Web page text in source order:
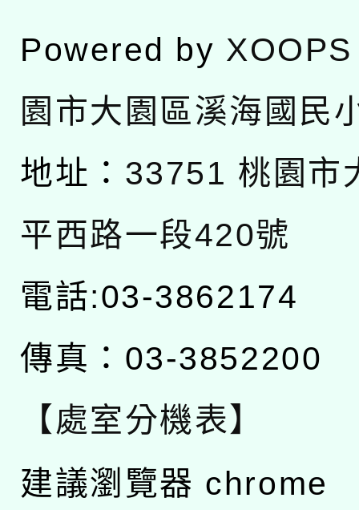
Powered by XOOPS
園市大園區溪海國民
地址： 33751 桃園市
平西路一段420號
電話:03-3862174
傳真：03-3852200
【處室分機表】
建議瀏覽器 chrome